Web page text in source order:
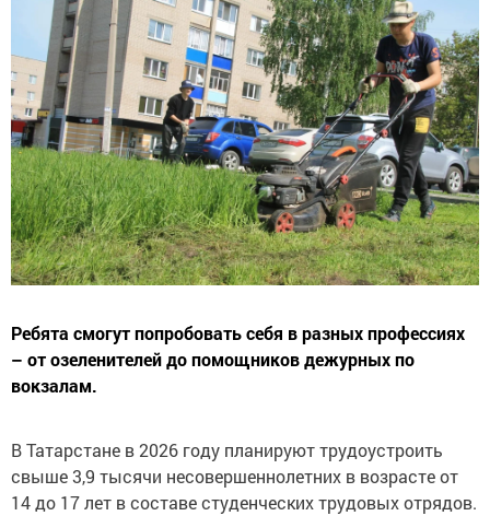
Ребята смогут попробовать себя в разных профессиях
– от озеленителей до помощников дежурных по
вокзалам.
В Татарстане в 2026 году планируют трудоустроить
свыше 3,9 тысячи несовершеннолетних в возрасте от
14 до 17 лет в составе студенческих трудовых отрядов.